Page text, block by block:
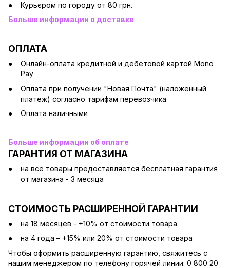
Курьєром по городу от 80 грн.
Больше информации о доставке
ОПЛАТА
Онлайн-оплата кредитной и дебетовой картой Mono
Pay
Оплата при получении "Новая Почта" (наложенный
платеж) согласно тарифам перевозчика
Оплата наличными
Больше информации об оплате
ГАРАНТИЯ ОТ МАГАЗИНА
на все товары предоставляется бесплатная гарантия
от магазина - 3 месяца
СТОИМОСТЬ РАСШИРЕННОЙ ГАРАНТИИ
на 18 месяцев - +10% от стоимости товара
на 4 года – +15% или 20% от стоимости товара
Чтобы оформить расширенную гарантию, свяжитесь с
нашим менеджером по телефону горячей линии: 0 800 20